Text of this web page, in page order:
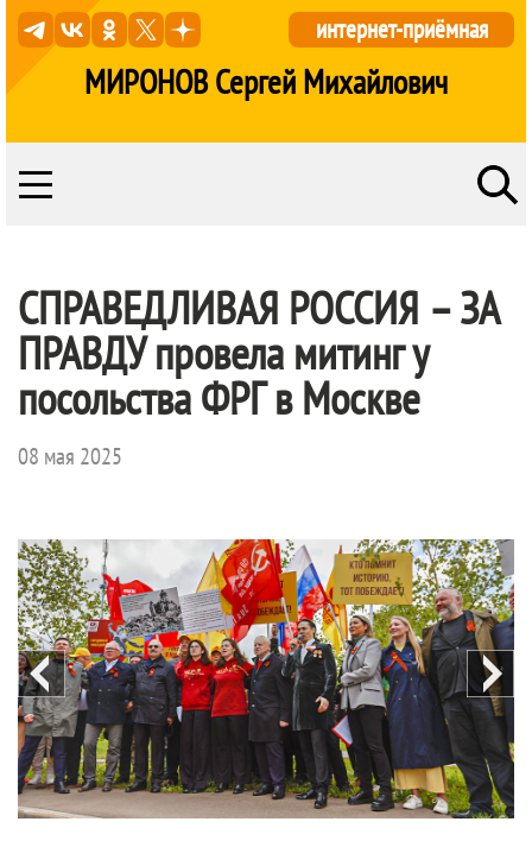
МИРОНОВ Сергей Михайлович
интернет-приёмная
СПРАВЕДЛИВАЯ РОССИЯ – ЗА
ПРАВДУпровела митинг у
посольства ФРГ в Москве
08 мая 2025